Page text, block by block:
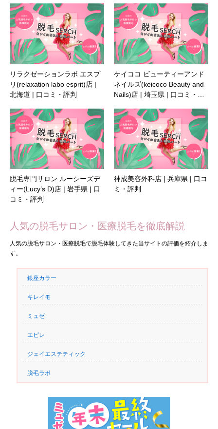
リラクゼーションラボ エスプ
リ(relaxation labo esprit)店 |
北海道 | 口コミ・評判
ケイココ ビューティーアンド
ネイルズ(keicoco Beauty and
Nails)店 | 埼玉県 | 口コミ・…
脱毛専門サロン ルーシーズデ
ィー(Lucy’s D)店 | 岩手県 | 口
コミ・評判
神成美容外科店 | 兵庫県 | 口コ
ミ・評判
人気の脱毛サロン・医療脱毛を徹底解説
人気の脱毛サロン・医療脱毛で脱毛体験してきた当サイトの評価を紹介しま
す。
銀座カラー
キレイモ
ミュゼ
エピレ
ジェイエステティック
脱毛ラボ